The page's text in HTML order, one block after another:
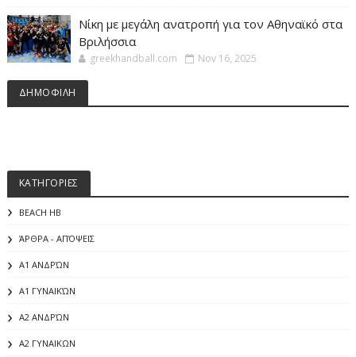
Νίκη με μεγάλη ανατροπή για τον Αθηναϊκό στα
Βριλήσσια
greekhandball.com Nov 16, 2025
ΔΗΜΟΦΙΛΗ
ΚΑΤΗΓΟΡΙΕΣ
BEACH HB
ΆΡΘΡΑ - ΑΠΌΨΕΙΣ
Α1 ΑΝΔΡΏΝ
Α1 ΓΥΝΑΙΚΏΝ
Α2 ΑΝΔΡΏΝ
Α2 ΓΥΝΑΙΚΩΝ